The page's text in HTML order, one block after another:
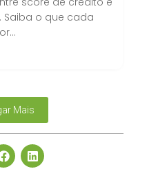
Saiba o que cada
Mais